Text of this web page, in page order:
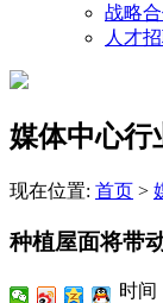
战略
人才
媒体中心行
现在位置: 首页 >
种植屋面将带
时间